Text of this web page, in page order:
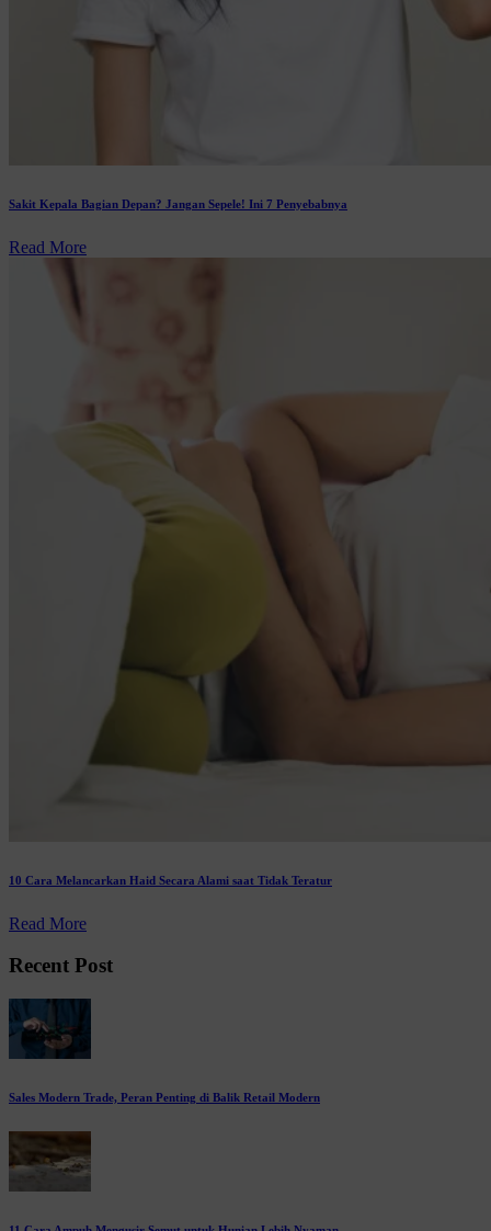
Sakit Kepala Bagian Depan? Jangan Sepele! Ini 7 Penyebabnya
Read More
10 Cara Melancarkan Haid Secara Alami saat Tidak Teratur
Read More
Recent Post
Sales Modern Trade, Peran Penting di Balik Retail Modern